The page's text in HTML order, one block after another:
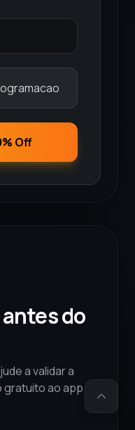
Off
do
a validar a
gratuito ao app